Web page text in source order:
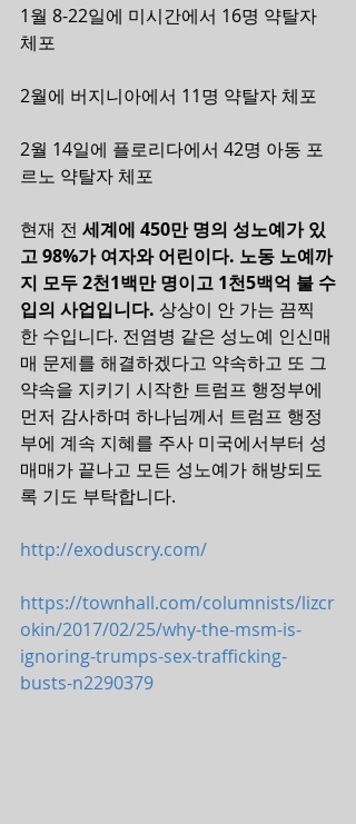
1월 8-22일에 미시간에서 16명 약탈자
체포
2월에 버지니아에서 11명 약탈자 체포
2월 14일에 플로리다에서 42명 아동 포
르노 약탈자 체포
현재 전 세계에 450만 명의 성노예가 있
고 98%가 여자와 어린이다. 노동 노예까
지 모두 2천1백만 명이고 1천5백억 불 수
입의 사업입니다. 상상이 안 가는 끔찍
한 수입니다. 전염병 같은 성노예 인신매
매 문제를 해결하겠다고 약속하고 또 그
약속을 지키기 시작한 트럼프 행정부에
먼저 감사하며 하나님께서 트럼프 행정
부에 계속 지혜를 주사 미국에서부터 성
매매가 끝나고 모든 성노예가 해방되도
록 기도 부탁합니다.
http://exoduscry.com/
https://townhall.com/columnists/lizcr
okin/2017/02/25/why-the-msm-is-
ignoring-trumps-sex-trafficking-
busts-n2290379